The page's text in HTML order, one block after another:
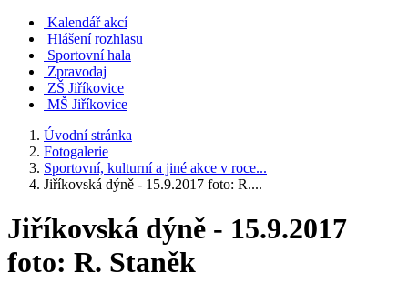
Kalendář akcí
Hlášení rozhlasu
Sportovní hala
Zpravodaj
ZŠ Jiříkovice
MŠ Jiříkovice
Úvodní stránka
Fotogalerie
Sportovní, kulturní a jiné akce v roce...
Jiříkovská dýně - 15.9.2017 foto: R....
Jiříkovská dýně - 15.9.2017
foto: R. Staněk